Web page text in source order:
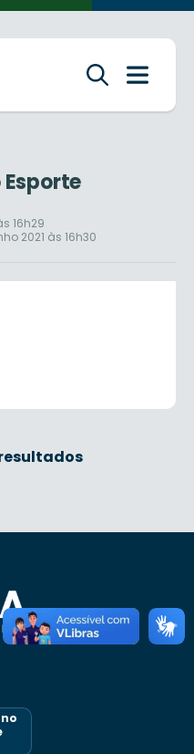
16h29
2021 às 16h30